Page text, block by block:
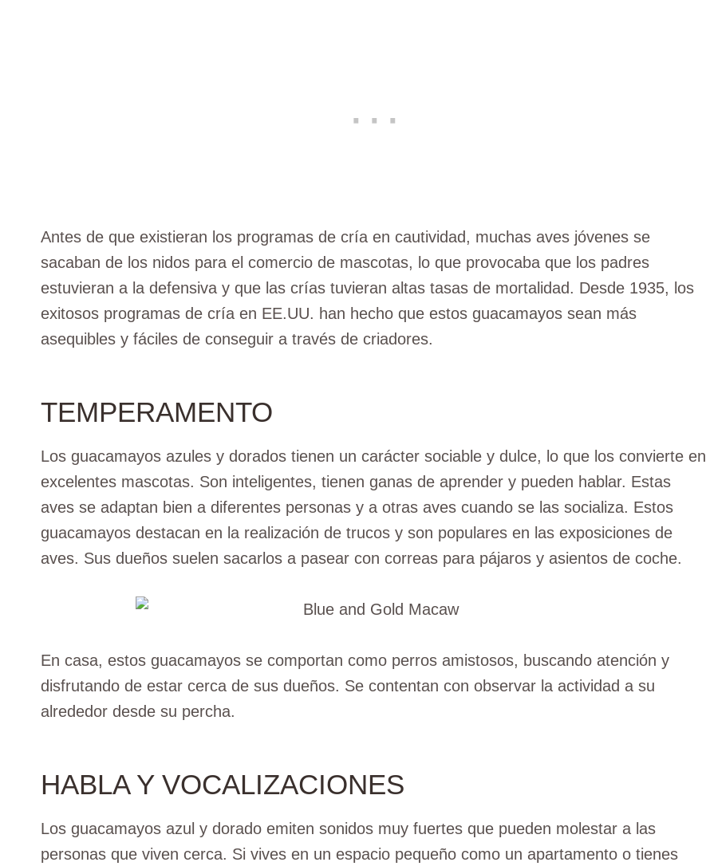
Antes de que existieran los programas de cría en cautividad, muchas aves jóvenes se
sacaban de los nidos para el comercio de mascotas, lo que provocaba que los padres
estuvieran a la defensiva y que las crías tuvieran altas tasas de mortalidad. Desde 1935, los
exitosos programas de cría en EE.UU. han hecho que estos guacamayos sean más
asequibles y fáciles de conseguir a través de criadores.
TEMPERAMENTO
Los guacamayos azules y dorados tienen un carácter sociable y dulce, lo que los convierte en
excelentes mascotas. Son inteligentes, tienen ganas de aprender y pueden hablar. Estas
aves se adaptan bien a diferentes personas y a otras aves cuando se las socializa. Estos
guacamayos destacan en la realización de trucos y son populares en las exposiciones de
aves. Sus dueños suelen sacarlos a pasear con correas para pájaros y asientos de coche.
En casa, estos guacamayos se comportan como perros amistosos, buscando atención y
disfrutando de estar cerca de sus dueños. Se contentan con observar la actividad a su
alrededor desde su percha.
HABLA Y VOCALIZACIONES
Los guacamayos azul y dorado emiten sonidos muy fuertes que pueden molestar a las
personas que viven cerca. Si vives en un espacio pequeño como un apartamento o tienes